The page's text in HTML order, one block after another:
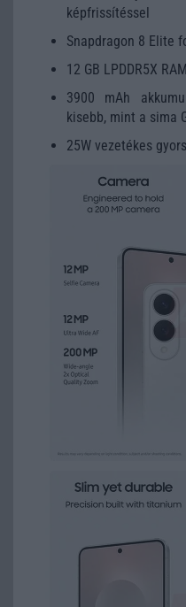
képfrissítéssel
Snapdragon 8 Elite
12 GB LPDDR5X
3900 mAh
kisebb, mint a sima
25W vezetékes